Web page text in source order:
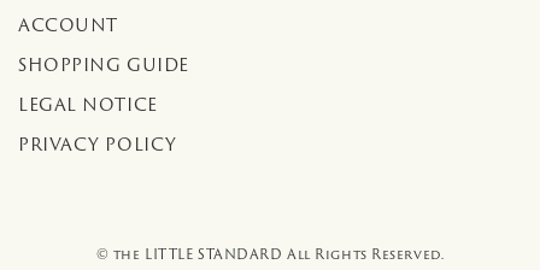
ACCOUNT
SHOPPING GUIDE
LEGAL NOTICE
PRIVACY POLICY
© the LITTLE STANDARD All Rights Reserved.